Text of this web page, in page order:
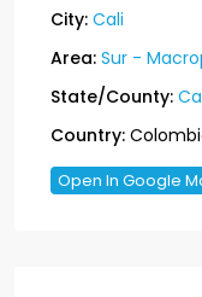
City: Cali
Area: Sur -
State/County:
Country:
Open In Google